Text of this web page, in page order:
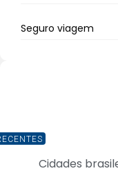
Seguro viagem
Cidades